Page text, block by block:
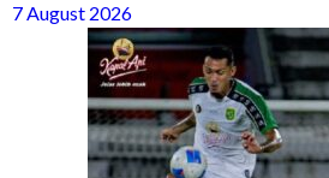
7 August 2026